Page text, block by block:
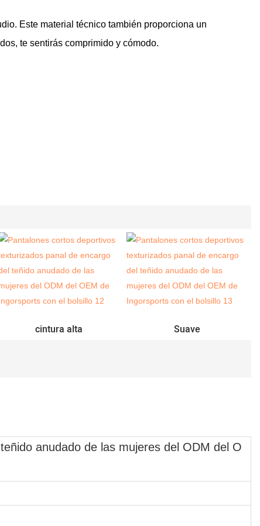
Este material técnico también proporciona un
te sentirás comprimido y cómodo.
cintura alta Suave
anudado de las mujeres del ODM del O